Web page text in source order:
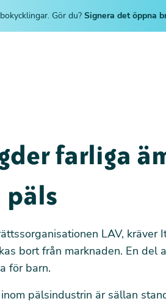
Gör du? Signera det öppna
farliga
päls
LAV, kräver
bort från marknaden. En del
för barn.
pälsindustrin är sällan